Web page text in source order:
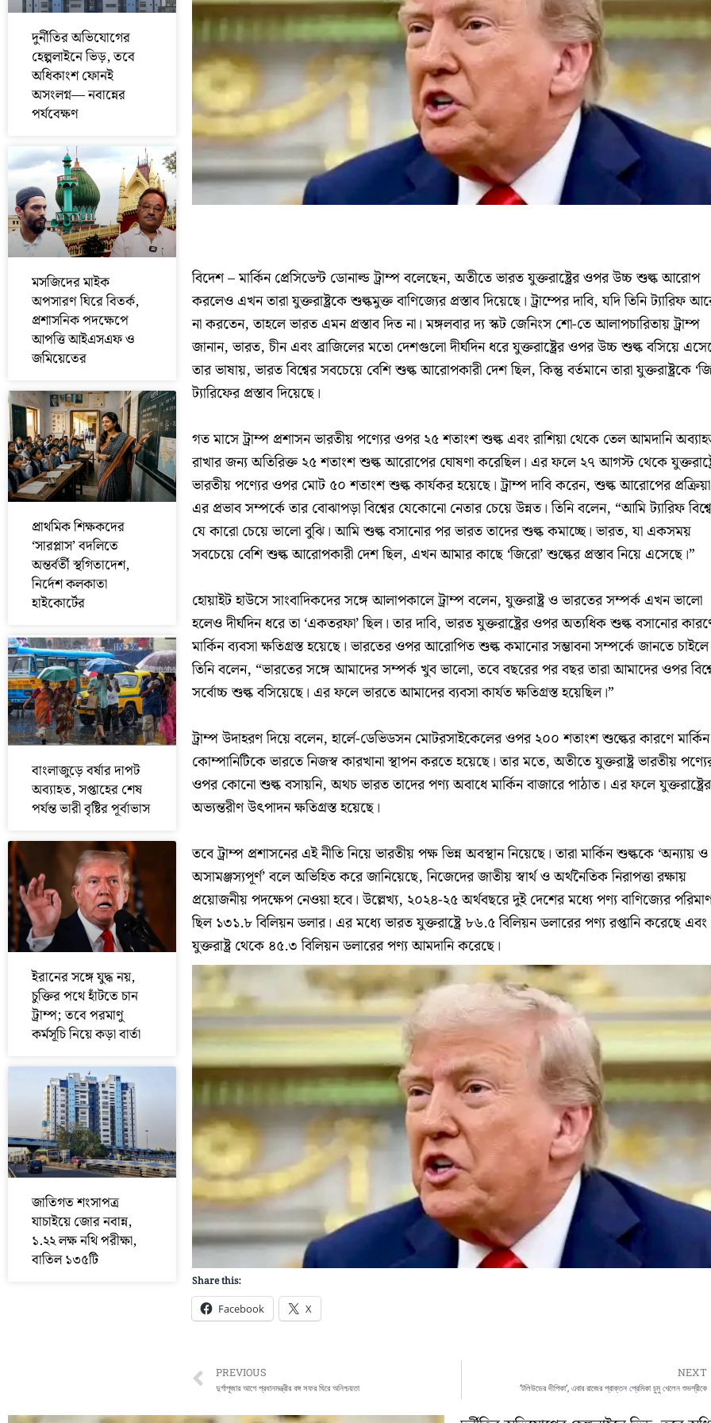
দুর্নীতির অভিযোগের
হেল্পলাইনে ভিড়, তবে
অধিকাংশ ফোনই
অসংলগ্ন— নবান্নের
পর্যবেক্ষণ
মসজিদের মাইক
অপসারণ ঘিরে বিতর্ক,
প্রশাসনিক পদক্ষেপে
আপত্তি আইএসএফ ও
জমিয়েতের
প্রাথমিক শিক্ষকদের
‘সারপ্লাস’ বদলিতে
অন্তর্বর্তী স্থগিতাদেশ,
নির্দেশ কলকাতা
হাইকোর্টের
বাংলাজুড়ে বর্ষার দাপট
অব্যাহত, সপ্তাহের শেষ
পর্যন্ত ভারী বৃষ্টির পূর্বাভাস
ইরানের সঙ্গে যুদ্ধ নয়,
চুক্তির পথে হাঁটতে চান
ট্রাম্প; তবে পরমাণু
কর্মসূচি নিয়ে কড়া বার্তা
জাতিগত শংসাপত্র
যাচাইয়ে জোর নবান্ন,
১.২২ লক্ষ নথি পরীক্ষা,
বাতিল ১৩৫টি
বিদেশ – মার্কিন প্রেসিডেন্ট ডোনাল্ড ট্রাম্প বলেছেন, অতীতে ভারত যুক্তরাষ্ট্রের ওপর উচ্চ শুল্ক আরোপ
করলেও এখন তারা যুক্তরাষ্ট্রকে শুল্কমুক্ত বাণিজ্যের প্রস্তাব দিয়েছে। ট্রাম্পের দাবি, যদি তিনি ট্যারিফ
না করতেন, তাহলে ভারত এমন প্রস্তাব দিত না। মঙ্গলবার দ্য স্কট জেনিংস শো-তে আলাপচারিতায় ট্রাম্প
জানান, ভারত, চীন এবং ব্রাজিলের মতো দেশগুলো দীর্ঘদিন ধরে যুক্তরাষ্ট্রের ওপর উচ্চ শুল্ক বসিয়ে
তার ভাষায়, ভারত বিশ্বের সবচেয়ে বেশি শুল্ক আরোপকারী দেশ ছিল, কিন্তু বর্তমানে তারা যুক্তরাষ্ট্রকে
ট্যারিফের প্রস্তাব দিয়েছে।
গত মাসে ট্রাম্প প্রশাসন ভারতীয় পণ্যের ওপর ২৫ শতাংশ শুল্ক এবং রাশিয়া থেকে তেল আমদানি
রাখার জন্য অতিরিক্ত ২৫ শতাংশ শুল্ক আরোপের ঘোষণা করেছিল। এর ফলে ২৭ আগস্ট থেকে
ভারতীয় পণ্যের ওপর মোট ৫০ শতাংশ শুল্ক কার্যকর হয়েছে। ট্রাম্প দাবি করেন, শুল্ক আরোপের
এর প্রভাব সম্পর্কে তার বোঝাপড়া বিশ্বের যেকোনো নেতার চেয়ে উন্নত। তিনি বলেন, “আমি ট্যারিফ
যে কারো চেয়ে ভালো বুঝি। আমি শুল্ক বসানোর পর ভারত তাদের শুল্ক কমাচ্ছে। ভারত, যা একসময়
সবচেয়ে বেশি শুল্ক আরোপকারী দেশ ছিল, এখন আমার কাছে ‘জিরো’ শুল্কের প্রস্তাব নিয়ে এসেছে।”
হোয়াইট হাউসে সাংবাদিকদের সঙ্গে আলাপকালে ট্রাম্প বলেন, যুক্তরাষ্ট্র ও ভারতের সম্পর্ক এখন ভালো
হলেও দীর্ঘদিন ধরে তা ‘একতরফা’ ছিল। তার দাবি, ভারত যুক্তরাষ্ট্রের ওপর অত্যধিক শুল্ক বসানোর
মার্কিন ব্যবসা ক্ষতিগ্রস্ত হয়েছে। ভারতের ওপর আরোপিত শুল্ক কমানোর সম্ভাবনা সম্পর্কে জানতে চাইলে
তিনি বলেন, “ভারতের সঙ্গে আমাদের সম্পর্ক খুব ভালো, তবে বছরের পর বছর তারা আমাদের ওপর
সর্বোচ্চ শুল্ক বসিয়েছে। এর ফলে ভারতে আমাদের ব্যবসা কার্যত ক্ষতিগ্রস্ত হয়েছিল।”
ট্রাম্প উদাহরণ দিয়ে বলেন, হার্লে-ডেভিডসন মোটরসাইকেলের ওপর ২০০ শতাংশ শুল্কের কারণে মার্কিন
কোম্পানিটিকে ভারতে নিজস্ব কারখানা স্থাপন করতে হয়েছে। তার মতে, অতীতে যুক্তরাষ্ট্র ভারতীয়
ওপর কোনো শুল্ক বসায়নি, অথচ ভারত তাদের পণ্য অবাধে মার্কিন বাজারে পাঠাত। এর ফলে যুক্তরাষ্ট্রের
অভ্যন্তরীণ উৎপাদন ক্ষতিগ্রস্ত হয়েছে।
তবে ট্রাম্প প্রশাসনের এই নীতি নিয়ে ভারতীয় পক্ষ ভিন্ন অবস্থান নিয়েছে। তারা মার্কিন শুল্ককে ‘অন্যায় ও
অসামঞ্জস্যপূর্ণ’ বলে অভিহিত করে জানিয়েছে, নিজেদের জাতীয় স্বার্থ ও অর্থনৈতিক নিরাপত্তা রক্ষায়
প্রয়োজনীয় পদক্ষেপ নেওয়া হবে। উল্লেখ্য, ২০২৪-২৫ অর্থবছরে দুই দেশের মধ্যে পণ্য বাণিজ্যের
ছিল ১৩১.৮ বিলিয়ন ডলার। এর মধ্যে ভারত যুক্তরাষ্ট্রে ৮৬.৫ বিলিয়ন ডলারের পণ্য রপ্তানি করেছে এবং
যুক্তরাষ্ট্র থেকে ৪৫.৩ বিলিয়ন ডলারের পণ্য আমদানি করেছে।
Share this:
Facebook X
Prev
PREVIOUS
দুর্গাপূজার আগে প্রধানমন্ত্রীর বঙ্গ সফর ঘিরে অনিশ্চয়তা
NEXT
‘টলিউডের দীপিকা’, এবার রাজের প্রাক্তন প্রেমিকা চুমু খেলেন শুভশ্রীকে